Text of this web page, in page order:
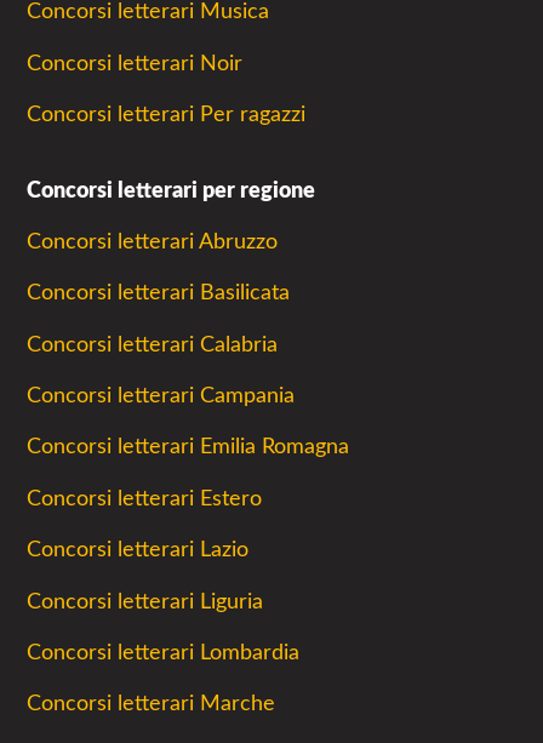
Concorsi letterari Musica
Concorsi letterari Noir
Concorsi letterari Per ragazzi
Concorsi letterari per regione
Concorsi letterari Abruzzo
Concorsi letterari Basilicata
Concorsi letterari Calabria
Concorsi letterari Campania
Concorsi letterari Emilia Romagna
Concorsi letterari Estero
Concorsi letterari Lazio
Concorsi letterari Liguria
Concorsi letterari Lombardia
Concorsi letterari Marche